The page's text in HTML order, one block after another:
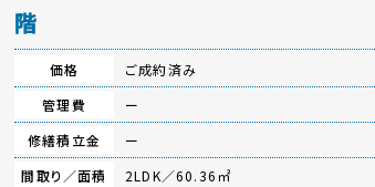
階
価格
ご成約済み
管理費
ー
修繕積立金
ー
間取り／面積
2LDK／60.36㎡